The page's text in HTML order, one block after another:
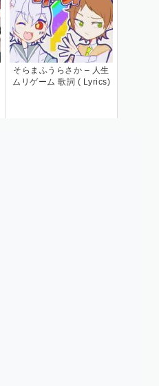
そらまふうらさか – 人生
ムリゲーム 歌詞 ( Lyrics)